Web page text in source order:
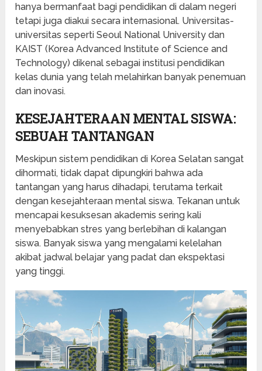
hanya bermanfaat bagi pendidikan di dalam negeri
tetapi juga diakui secara internasional. Universitas-
universitas seperti Seoul National University dan
KAIST (Korea Advanced Institute of Science and
Technology) dikenal sebagai institusi pendidikan
kelas dunia yang telah melahirkan banyak penemuan
dan inovasi.
KESEJAHTERAAN MENTAL SISWA:
SEBUAH TANTANGAN
Meskipun sistem pendidikan di Korea Selatan sangat
dihormati, tidak dapat dipungkiri bahwa ada
tantangan yang harus dihadapi, terutama terkait
dengan kesejahteraan mental siswa. Tekanan untuk
mencapai kesuksesan akademis sering kali
menyebabkan stres yang berlebihan di kalangan
siswa. Banyak siswa yang mengalami kelelahan
akibat jadwal belajar yang padat dan ekspektasi
yang tinggi.